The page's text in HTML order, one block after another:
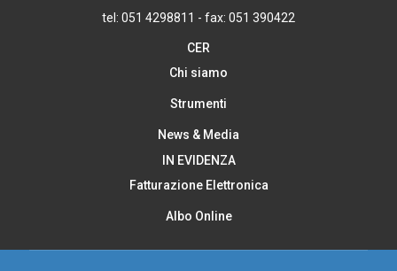
tel: 051 4298811 - fax: 051 390422
CER
Chi siamo
Strumenti
News & Media
IN EVIDENZA
Fatturazione Elettronica
Albo Online